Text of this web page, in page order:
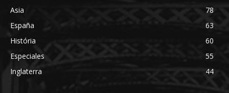
Asia
78
España
63
História
60
Especiales
55
Inglaterra
44